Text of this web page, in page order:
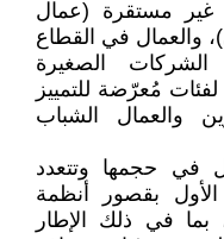
غير مستقرة (عمال
والعمال في القطاع
الصغيرة
مُعرّضة للتمييز
والعمال الشباب
في حجمها وتتعدد
الأول بقصور أنظمة
بما في ذلك الإطار